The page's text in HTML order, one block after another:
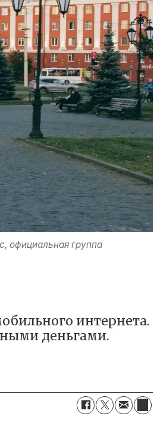
официальная группа
интернета.
деньгами.